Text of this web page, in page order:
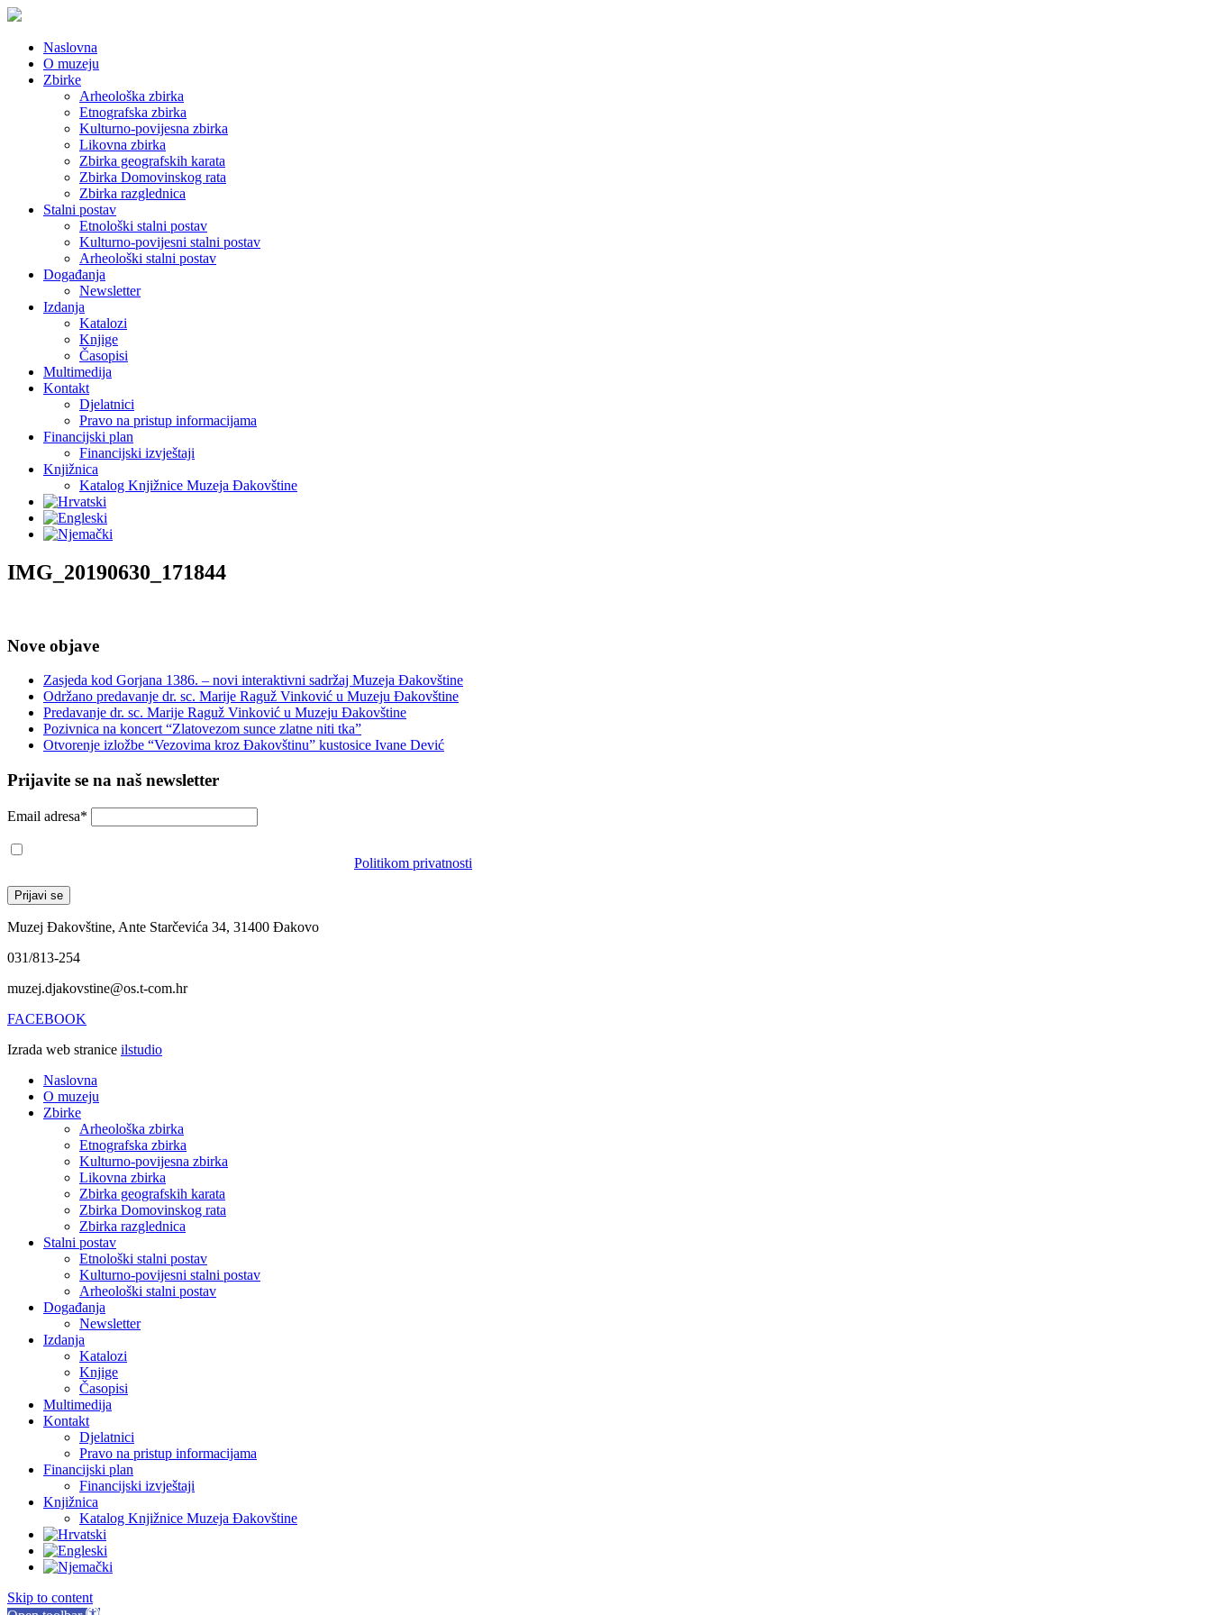
Naslovna
O muzeju
Zbirke
Arheološka zbirka
Etnografska zbirka
Kulturno-povijesna zbirka
Likovna zbirka
Zbirka geografskih karata
Zbirka Domovinskog rata
Zbirka razglednica
Stalni postav
Etnološki stalni postav
Kulturno-povijesni stalni postav
Arheološki stalni postav
Događanja
Newsletter
Izdanja
Katalozi
Knjige
Časopisi
Multimedija
Kontakt
Djelatnici
Pravo na pristup informacijama
Financijski plan
Financijski izvještaji
Knjižnica
Katalog Knjižnice Muzeja Đakovštine
IMG_20190630_171844
Nove objave
Zasjeda kod Gorjana 1386. – novi interaktivni sadržaj Muzeja Đakovštine
Održano predavanje dr. sc. Marije Raguž Vinković u Muzeju Đakovštine
Predavanje dr. sc. Marije Raguž Vinković u Muzeju Đakovštine
Pozivnica na koncert “Zlatovezom sunce zlatne niti tka”
Otvorenje izložbe “Vezovima kroz Đakovštinu” kustosice Ivane Dević
Prijavite se na naš newsletter
Email adresa*
Politikom privatnosti
Muzej Đakovštine, Ante Starčevića 34, 31400 Đakovo
031/813-254
muzej.djakovstine@os.t-com.hr
FACEBOOK
Izrada web stranice ilstudio
Naslovna
O muzeju
Zbirke
Arheološka zbirka
Etnografska zbirka
Kulturno-povijesna zbirka
Likovna zbirka
Zbirka geografskih karata
Zbirka Domovinskog rata
Zbirka razglednica
Stalni postav
Etnološki stalni postav
Kulturno-povijesni stalni postav
Arheološki stalni postav
Događanja
Newsletter
Izdanja
Katalozi
Knjige
Časopisi
Multimedija
Kontakt
Djelatnici
Pravo na pristup informacijama
Financijski plan
Financijski izvještaji
Knjižnica
Katalog Knjižnice Muzeja Đakovštine
Skip to content